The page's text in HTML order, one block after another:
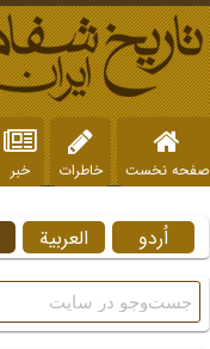
صفحه نخست خاطرات خبر
العربية اُردو